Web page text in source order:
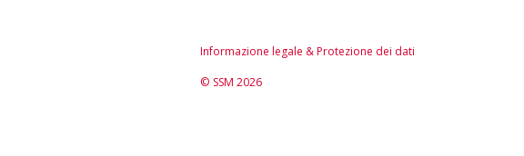
Informazione legale & Protezione dei dati
© SSM 2026